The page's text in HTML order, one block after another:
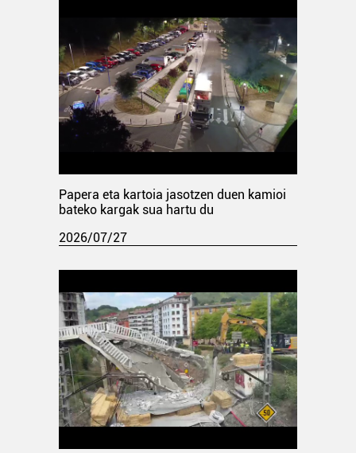
Papera eta kartoia jasotzen duen kamioi
bateko kargak sua hartu du
2026/07/27